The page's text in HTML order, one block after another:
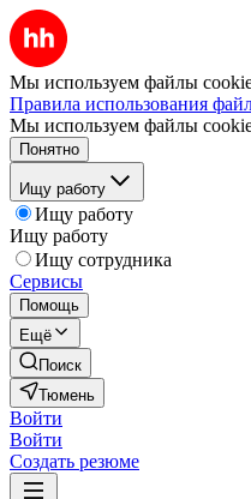
Мы используем файлы
Правила использования
Мы используем файлы
Понятно
Ищу работу
Ищу работу
Ищу работу
Ищу сотрудника
Сервисы
Помощь
Ещё
Поиск
Тюмень
Войти
Войти
Создать резюме